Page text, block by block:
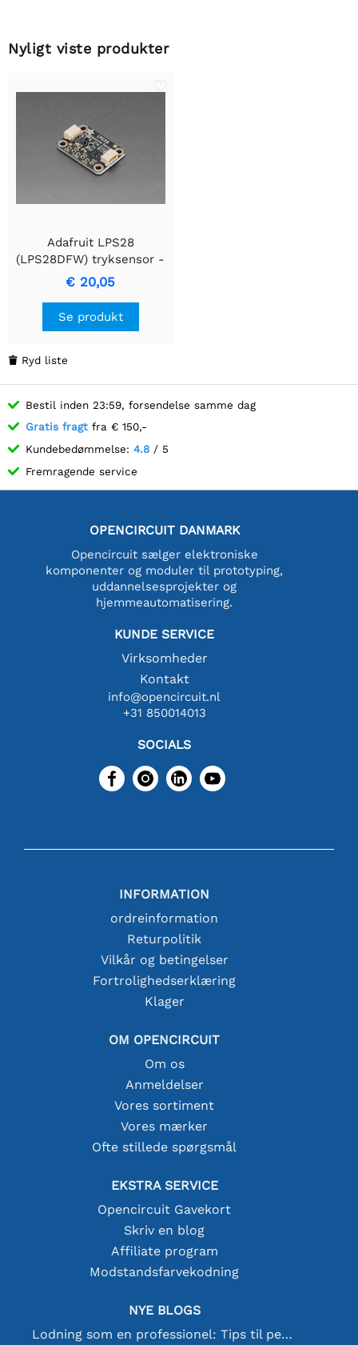
Nyligt viste produkter
Adafruit LPS28
(LPS28DFW) tryksensor -
STEMMA QT / Qwiic
€ 20,05
Se produkt
 Ryd liste
Bestil inden 23:59, forsendelse samme dag
Gratis fragt fra € 150,-
Kundebedømmelse: 4.8 / 5
Fremragende service
OPENCIRCUIT DANMARK
Opencircuit sælger elektroniske
komponenter og moduler til prototyping,
uddannelsesprojekter og
hjemmeautomatisering.
KUNDE SERVICE
Virksomheder
Kontakt
info@opencircuit.nl
+31 850014013
SOCIALS
INFORMATION
ordreinformation
Returpolitik
Vilkår og betingelser
Fortrolighedserklæring
Klager
OM OPENCIRCUIT
Om os
Anmeldelser
Vores sortiment
Vores mærker
Ofte stillede spørgsmål
EKSTRA SERVICE
Opencircuit Gavekort
Skriv en blog
Affiliate program
Modstandsfarvekodning
NYE BLOGS
Lodning som en professionel: Tips til perfekte elektroniske forbindelser